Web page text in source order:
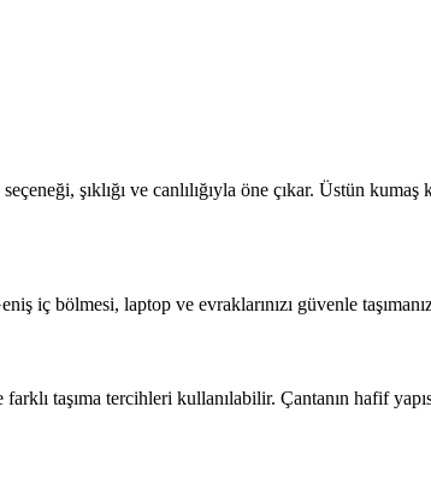
şıklığı ve canlılığıyla öne çıkar. Üstün
iç bölmesi, laptop ve evraklarınızı güvenle
taşıma tercihleri kullanılabilir. Çantanın hafif